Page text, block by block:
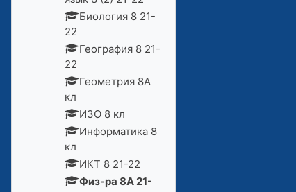
Биология 8 21-
22
География 8 21-
22
Геометрия 8А
кл
ИЗО 8 кл
Информатика 8
кл
ИКТ 8 21-22
Физ-ра 8А 21-